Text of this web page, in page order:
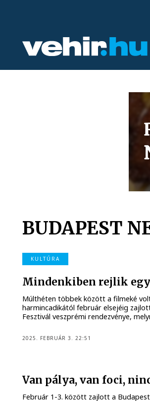
BUDAPEST
KULTÚRA
Mindenkiben rejlik
Múlthéten többek között a filmeké
harmincadikától február elsejéig
Fesztivál veszprémi rendezvénye,
2025. FEBRUÁR 3. 22:51
Van pálya, van foci,
Február 1-3. között zajlott a